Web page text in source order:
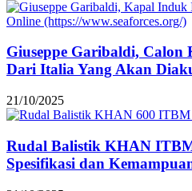
Giuseppe Garibaldi,
Dari Italia Yang Akan
21/10/2025
Rudal Balistik KHAN
Spesifikasi dan